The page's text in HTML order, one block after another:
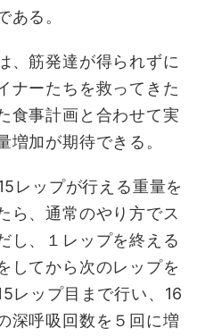
ある。
、筋発達が得られずに
ナーたちを救ってきた
食事計画と合わせて実
増加が期待できる。
レップが行える重量を
ら、通常のやり方でス
し、１レップを終える
してから次のレップを
レップ目まで行い、16
深呼吸回数を５回に増